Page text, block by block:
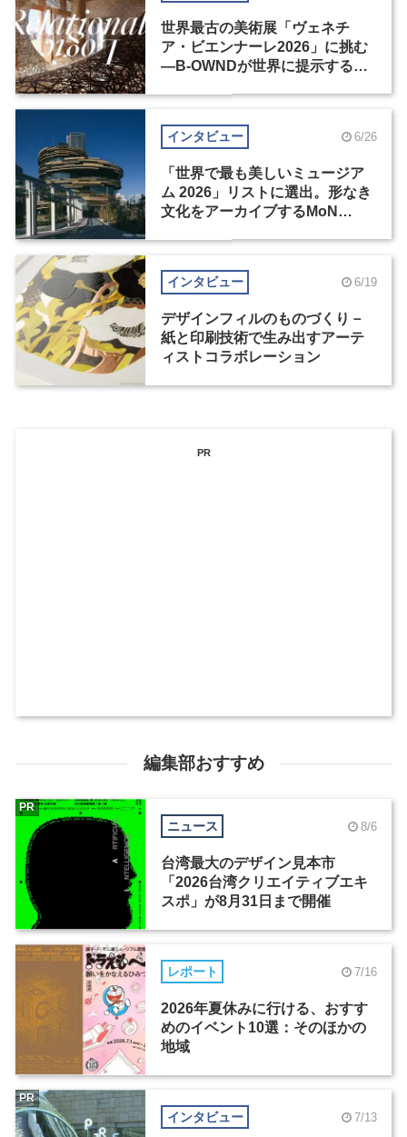
世界最古の美術展「ヴェネチ
ア・ビエンナーレ2026」に挑む
―B-OWNDが世界に提示する美
インタビュー 6/26
「世界で最も美しいミュージア
ム 2026」リストに選出。形なき
文化をアーカイブするMoN
インタビュー 6/19
デザインフィルのものづくり－
紙と印刷技術で生み出すアーテ
ィストコラボレーション
PR
編集部おすすめ
ニュース 8/6
台湾最大のデザイン見本市
「2026台湾クリエイティブエキ
スポ」が8月31日まで開催
PR
レポート 7/16
2026年夏休みに行ける、おすす
めのイベント10選：そのほかの
地域
インタビュー 7/13
PR